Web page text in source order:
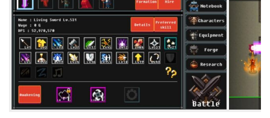
Educational
First
Person
Horror